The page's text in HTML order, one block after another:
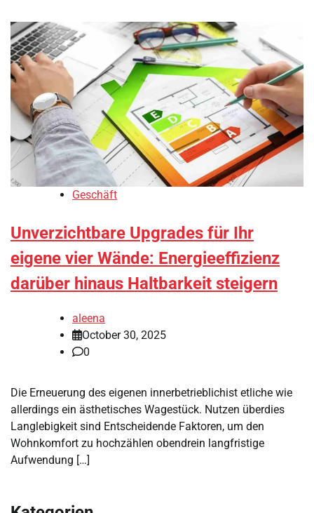
Geschäft
Unverzichtbare Upgrades für Ihr
eigene vier Wände: Energieeffizienz
darüber hinaus Haltbarkeit steigern
aleena
October 30, 2025
0
Die Erneuerung des eigenen innerbetrieblichist etliche wie
allerdings ein ästhetisches Wagestück. Nutzen überdies
Langlebigkeit sind Entscheidende Faktoren, um den
Wohnkomfort zu hochzählen obendrein langfristige
Aufwendung […]